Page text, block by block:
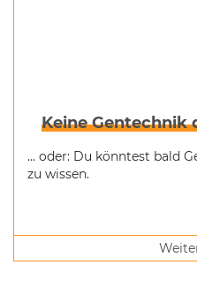
Keine Gentechnik
... oder: Du könntest bald
zu wissen.